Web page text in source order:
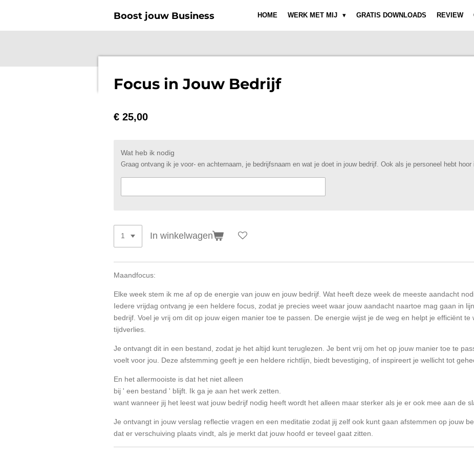
Boost jouw Business HOME WERK MET MIJ GRATIS DOWNLOADS REVIEW
Focus in Jouw Bedrijf
€ 25,00
Wat heb ik nodig
Graag ontvang ik je voor- en achternaam, je bedrijfsnaam en wat je doet in jouw bedrijf. Ook als je personeel hebt hoor
In winkelwagen
Maandfocus:
Elke week stem ik me af op de energie van jouw en jouw bedrijf. Wat heeft deze week de meeste aandacht
Iedere vrijdag ontvang je een heldere focus, zodat je precies weet waar jouw aandacht naartoe mag gaan in
bedrijf. Voel je vrij om dit op jouw eigen manier toe te passen. De energie wijst je de weg en helpt je efficiënt te
tijdverlies.
Je ontvangt dit in een bestand, zodat je het altijd kunt teruglezen. Je bent vrij om het op jouw manier toe te
voelt voor jou. Deze afstemming geeft je een heldere richtlijn, biedt bevestiging, of inspireert je wellicht tot
En het allermooiste is dat het niet alleen
bij ' een bestand ' blijft. Ik ga je aan het werk zetten.
want wanneer jij het leest wat jouw bedrijf nodig heeft wordt het alleen maar sterker als je er ook mee aan de
Je ontvangt in jouw verslag reflectie vragen en een meditatie zodat jij zelf ook kunt gaan afstemmen op jouw
dat er verschuiving plaats vindt, als je merkt dat jouw hoofd er teveel gaat zitten.